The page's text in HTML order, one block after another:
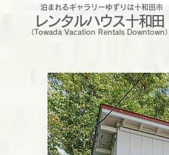
レンタルハウス十和田
（Towada Vacation Rentals Downtown）
泊まれるギャラリーゆずりは十和田市